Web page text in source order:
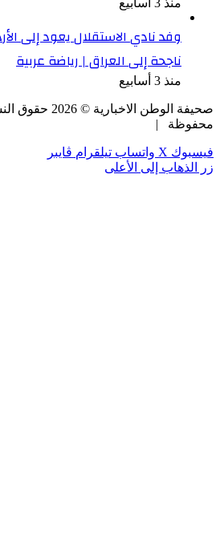
وفد نادي الاستقلال يعود إلى الأردن
ناجحة إلى العراق | رياضة عربية
الوطن الاخبارية ©2026حقوق النشر،
|
‫X واتساب تيلقرام ڤايبر
إلى الأعلى